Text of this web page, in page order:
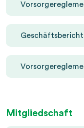
Mitgliedschaft